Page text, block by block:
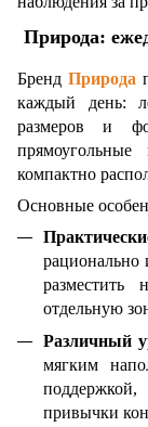
Природа:
Бренд Природа
каждый день:
размеров и
компактно
Основные
рационально
отдельную
Различный
мягким
привычки